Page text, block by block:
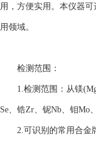
用，方便实用。本仪器
用领域。
检测范围：
1.检测范围：从镁(Mg)
Se、锆Zr、铌Nb、钼Mo
2.可识别的常用合金牌